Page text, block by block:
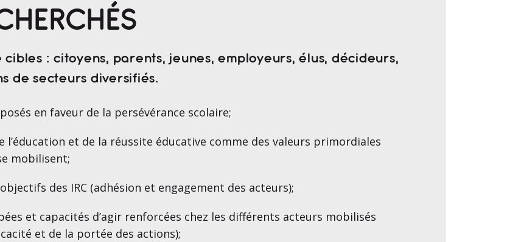
: citoyens, parents, jeunes, employeurs, élus, décideurs,
de secteurs diversifiés.
en faveur de la persévérance scolaire;
l’éducation et de la réussite éducative comme des valeurs primordiales
mobilisent;
des IRC (adhésion et engagement des acteurs);
et capacités d’agir renforcées chez les différents acteurs mobilisés
et de la portée des actions);